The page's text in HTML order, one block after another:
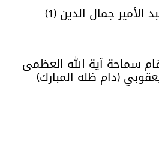
جمال الدين (1)
سماحة آية الله العظمى
(دام ظله المبارك)